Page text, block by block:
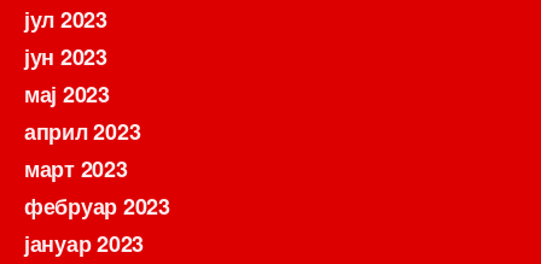
јул 2023
јун 2023
мај 2023
април 2023
март 2023
фебруар 2023
јануар 2023